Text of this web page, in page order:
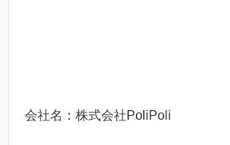
会社名：株式会社PoliPoli